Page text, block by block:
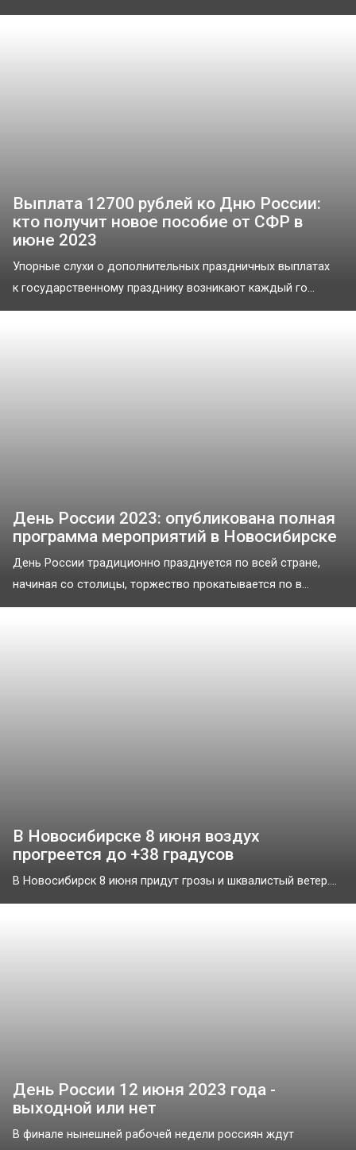
Выплата 12700 рублей ко Дню России:
кто получит новое пособие от СФР в
июне 2023
Упорные слухи о дополнительных праздничных выплатах
к государственному празднику возникают каждый го...
День России 2023: опубликована полная
программа мероприятий в Новосибирске
День России традиционно празднуется по всей стране,
начиная со столицы, торжество прокатывается по в...
В Новосибирске 8 июня воздух
прогреется до +38 градусов
В Новосибирск 8 июня придут грозы и шквалистый ветер....
День России 12 июня 2023 года -
выходной или нет
В финале нынешней рабочей недели россиян ждут